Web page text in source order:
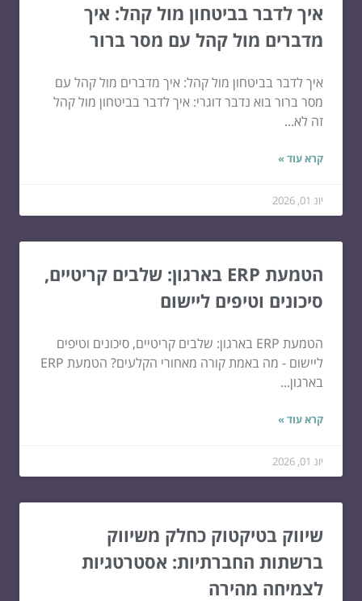
איך לדבר בביטחון מול קהל: איך
מדברים מול קהל עם מסר ברור
איך לדבר בביטחון מול קהל: איך מדברים מול קהל עם
מסר ברור בוא נדבר דוגרי: איך לדבר בביטחון מול קהל
זה לא...
קרא עוד »
יונ 01, 2026
הטמעת ERP בארגון: שלבים קריטיים,
סיכונים וטיפים ליישום
הטמעת ERP בארגון: שלבים קריטיים, סיכונים וטיפים
ליישום - מה באמת קורה מאחורי הקלעים? הטמעת ERP
בארגון...
קרא עוד »
יונ 01, 2026
שיווק בטיקטוק כחלק משיווק
ברשתות החברתיות: אסטרטגיות
לצמיחה מהירה